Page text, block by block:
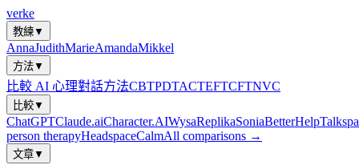
verke
教練▼
AnnaJudithMarieAmandaMikkel
方法▼
比較 AI 心理對話方法CBTPDTACTEFTCFTNVC
比較▼
ChatGPTClaude.aiCharacter.AIWysaReplikaSoniaBetterHelp
person therapyHeadspaceCalmAll comparisons →
文章▼